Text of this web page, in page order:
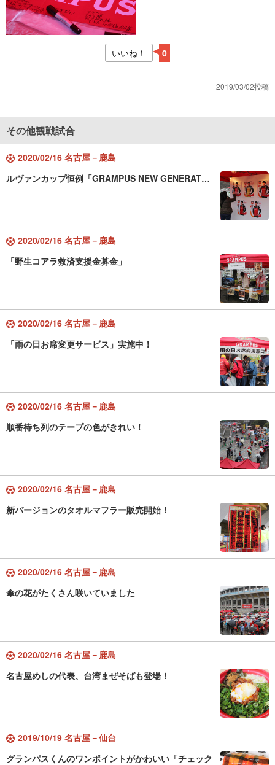
いいね！ 0
2019/03/02投稿
その他観戦試合
2020/02/16 名古屋－鹿島
ルヴァンカップ恒例「GRAMPUS NEW GENERAT…
2020/02/16 名古屋－鹿島
「野生コアラ救済支援金募金」
2020/02/16 名古屋－鹿島
「雨の日お席変更サービス」実施中！
2020/02/16 名古屋－鹿島
順番待ち列のテープの色がきれい！
2020/02/16 名古屋－鹿島
新バージョンのタオルマフラー販売開始！
2020/02/16 名古屋－鹿島
傘の花がたくさん咲いていました
2020/02/16 名古屋－鹿島
名古屋めしの代表、台湾まぜそばも登場！
2019/10/19 名古屋－仙台
グランパスくんのワンポイントがかわいい「チェック